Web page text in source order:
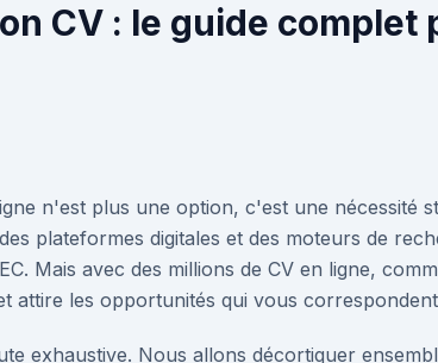
CV : le guide complet
n'est plus une option, c'est une nécessité
plateformes digitales et des moteurs de
Mais avec des millions de CV en ligne,
attire les opportunités qui vous
exhaustive. Nous allons décortiquer